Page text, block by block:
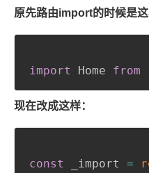
原先路由import的时候是这
import Home from
现在改成这样：
const _import =